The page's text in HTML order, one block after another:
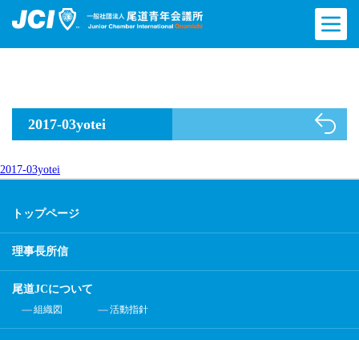
2017-03yotei
2017-03yotei
トップページ
理事長所信
尾道JCについて
組織図 活動指針